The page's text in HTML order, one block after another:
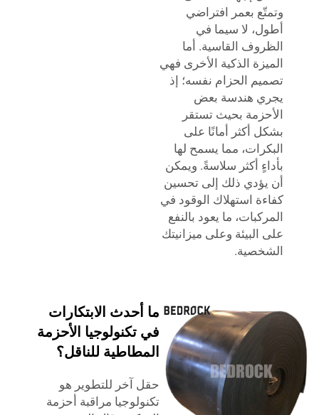
وتمتّع بعمر افتراضي
أطول، لا سيما في
الظروف القاسية. أما
الميزة الذكية الأخرى فهي
تصميم الحزام نفسه؛ إذ
يجري هندسة بعض
الأحزمة بحيث تستقر
بشكل أكثر أمانًا على
البكرات، مما يسمح لها
بأداءٍ أكثر سلاسةً. ويمكن
أن يؤدي ذلك إلى تحسين
كفاءة استهلاك الوقود في
المركبات، ما يعود بالنفع
على البيئة وعلى ميزانيتك
الشخصية.
ما أحدث الابتكارات
في تكنولوجيا الأحزمة
المطاطية للناقل؟
حقل آخر للتطوير هو
تكنولوجيا مراقبة أحزمة